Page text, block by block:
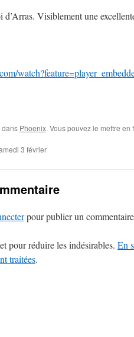
Visiblement une
dans Phoenix. Vous pouvez le mettre en
3 février
pour publier un
pour réduire les indésirables. En
traitées.